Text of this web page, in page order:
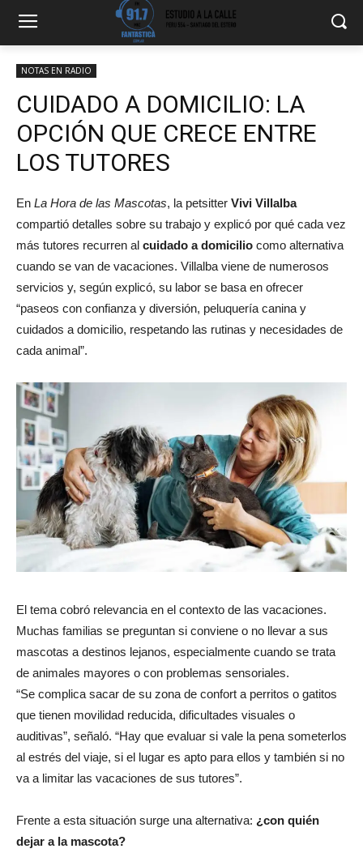
NOTAS EN RADIO
CUIDADO A DOMICILIO: LA
OPCIÓN QUE CRECE ENTRE
LOS TUTORES
En La Hora de las Mascotas, la petsitter Vivi Villalba
compartió detalles sobre su trabajo y explicó por qué cada vez
más tutores recurren al cuidado a domicilio como alternativa
cuando se van de vacaciones. Villalba viene de numerosos
servicios y, según explicó, su labor se basa en ofrecer
“paseos con confianza y diversión, peluquería canina y
cuidados a domicilio, respetando las rutinas y necesidades de
cada animal”.
El tema cobró relevancia en el contexto de las vacaciones.
Muchas familias se preguntan si conviene o no llevar a sus
mascotas a destinos lejanos, especialmente cuando se trata
de animales mayores o con problemas sensoriales.
“Se complica sacar de su zona de confort a perritos o gatitos
que tienen movilidad reducida, dificultades visuales o
auditivas”, señaló. “Hay que evaluar si vale la pena someterlos
al estrés del viaje, si el lugar es apto para ellos y también si no
va a limitar las vacaciones de sus tutores”.
Frente a esta situación surge una alternativa: ¿con quién
dejar a la mascota?